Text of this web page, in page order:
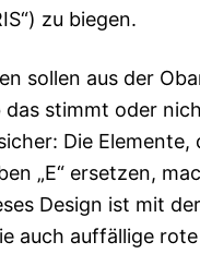
zu biegen.
sollen aus der
das stimmt oder
Die Elemente,
„E“ ersetzen,
Design ist mit
auch auffällige